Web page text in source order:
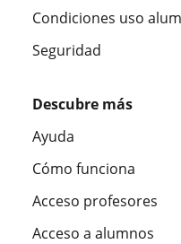
Condiciones uso
Seguridad
Descubre más
Ayuda
Cómo funciona
Acceso profesores
Acceso a alumnos